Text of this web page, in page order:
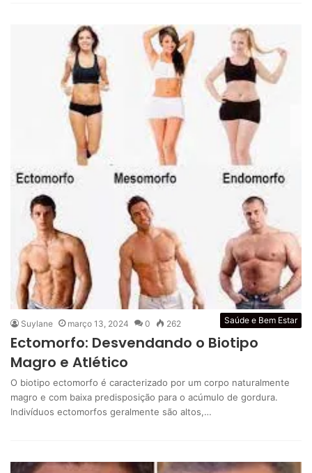
Saúde e Bem Estar
Suylane março 13, 2024 0 262
Ectomorfo: Desvendando o Biotipo
Magro e Atlético
O biotipo ectomorfo é caracterizado por um corpo naturalmente
magro e com baixa predisposição para o acúmulo de gordura.
Indivíduos ectomorfos geralmente são altos,…